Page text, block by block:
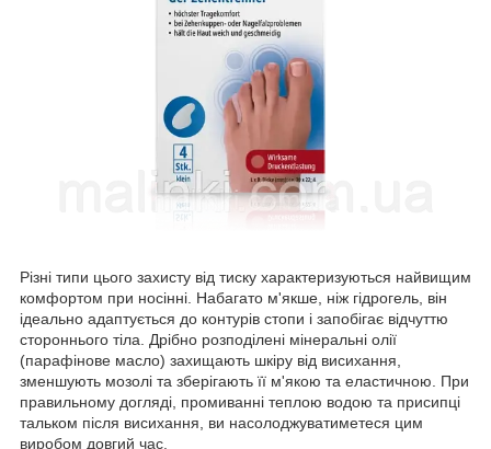
Різні типи цього захисту від тиску характеризуються найвищим
комфортом при носінні. Набагато м'якше, ніж гідрогель, він
ідеально адаптується до контурів стопи і запобігає відчуттю
стороннього тіла. Дрібно розподілені мінеральні олії
(парафінове масло) захищають шкіру від висихання,
зменшують мозолі та зберігають її м'якою та еластичною. При
правильному догляді, промиванні теплою водою та присипці
тальком після висихання, ви насолоджуватиметеся цим
виробом довгий час.